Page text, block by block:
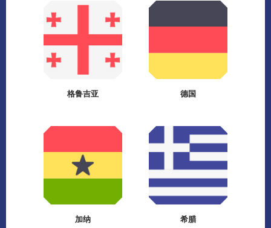
格鲁吉亚 德国
加纳 希腊